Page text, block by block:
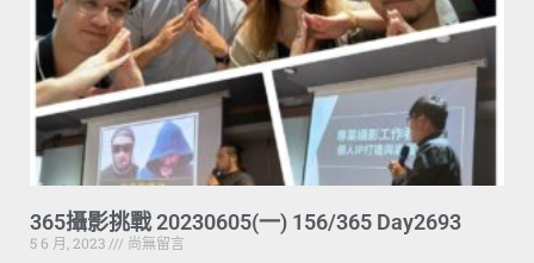
365攝影挑戰 20230605(一) 156/365 Day2693
5 6 月, 2023
尚無留言